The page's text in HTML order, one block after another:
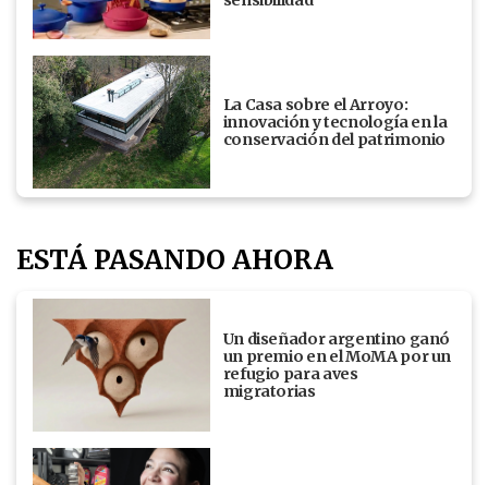
La Casa sobre el Arroyo:
innovación y tecnología en la
conservación del patrimonio
ESTÁ PASANDO AHORA
Un diseñador argentino ganó
un premio en el MoMA por un
refugio para aves
migratorias